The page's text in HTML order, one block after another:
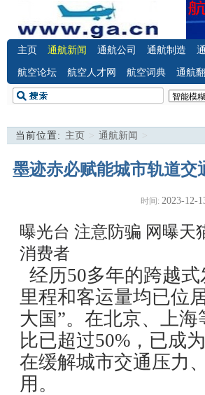
主页 通航新闻 通航公司 通航制造
航空论坛 航空人才网 航空词典 通航
当前位置: 主页 > 通航新闻 >
墨迹赤必赋能城市轨道交
时间: 2023-12-
曝光台 注意防骗 网曝天
消费者
经历50多年的跨越
里程和客运量均已位
大国”。在北京、上
比已超过50%，已成
在缓解城市交通压力
用。